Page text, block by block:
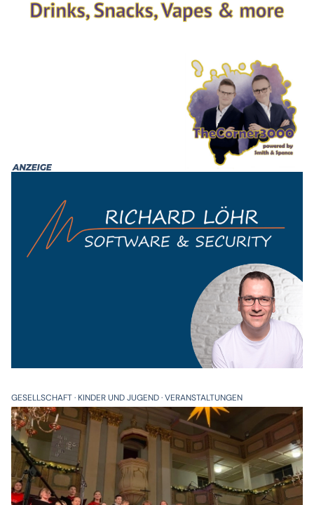
Rochlitz.
GESELLSCHAFT KINDER UND JUGEND VERANSTALTUNGEN